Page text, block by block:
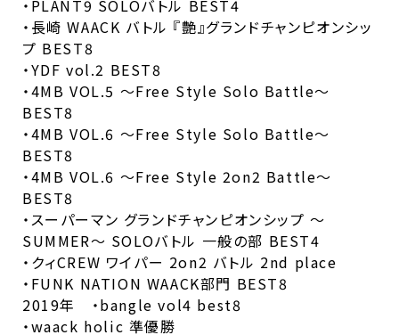
・PLANT9 SOLOバトル BEST4
・長崎 WAACK バトル 『艶』グランドチャンピオンシッ
プ BEST8
・YDF vol.2 BEST8
・4MB VOL.5 〜Free Style Solo Battle〜
BEST8
・4MB VOL.6 〜Free Style Solo Battle〜
BEST8
・4MB VOL.6 〜Free Style 2on2 Battle〜
BEST8
・スーパーマン グランドチャンピオンシップ 〜
SUMMER〜 SOLOバトル 一般の部 BEST4
・クィCREW ワイパー 2on2 バトル 2nd place
・FUNK NATION WAACK部門 BEST8
2019年 ・bangle vol4 best8
・waack holic 準優勝